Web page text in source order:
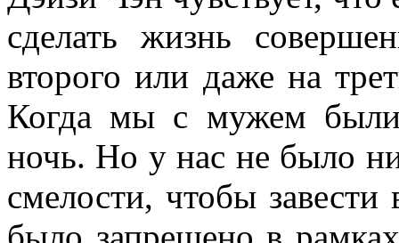
сделать жизнь
второго или даже на
Когда мы с мужем
ночь. Но у нас не было
смелости, чтобы завести